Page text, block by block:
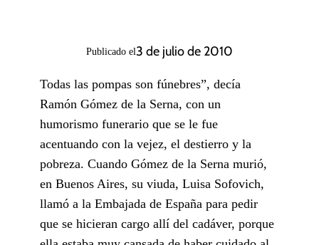
Publicado el3 de julio de 2010
Todas las pompas son fúnebres”, decía
Ramón Gómez de la Serna, con un
humorismo funerario que se le fue
acentuando con la vejez, el destierro y la
pobreza. Cuando Gómez de la Serna murió,
en Buenos Aires, su viuda, Luisa Sofovich,
llamó a la Embajada de España para pedir
que se hicieran cargo allí del cadáver, porque